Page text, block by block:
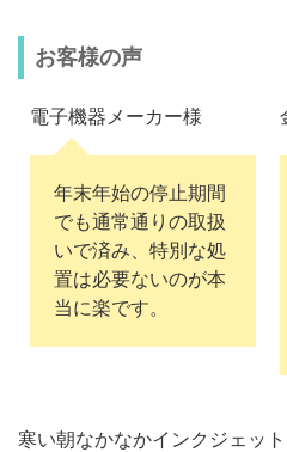
お客様の声
電子機器メーカー様
年末年始の停止期間
でも通常通りの取扱
いで済み、特別な処
置は必要ないのが本
当に楽です。
寒い朝なかなかインクジェッ